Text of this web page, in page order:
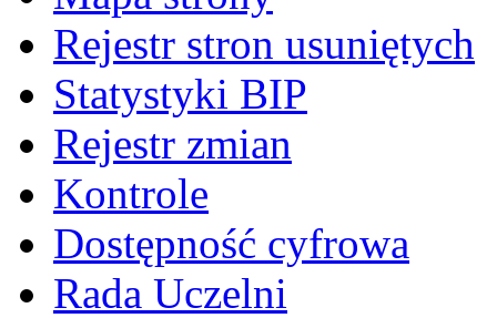
Rejestr stron usuniętych
Statystyki BIP
Rejestr zmian
Kontrole
Dostępność cyfrowa
Rada Uczelni